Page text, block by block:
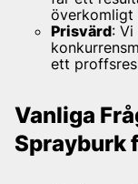
överkomligt
Prisvärd:
ett
Vanliga
Sprayburk